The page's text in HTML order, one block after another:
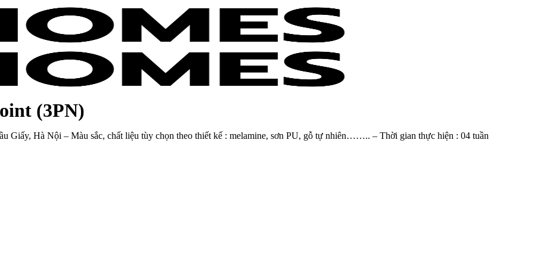
(3PN)
Giấy, Hà Nội – Màu sắc, chất liệu tùy chọn theo thiết kế : melamine, sơn PU, gỗ tự nhiên…….. – Thời gian thực hiện : 04 tuần